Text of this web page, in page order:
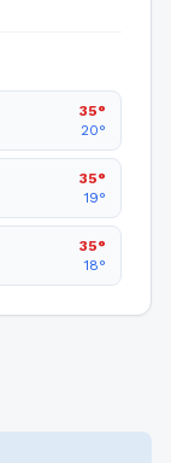
35°
20°
35°
19°
35°
18°